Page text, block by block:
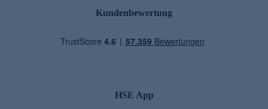
Kundenbewertung
HSE App